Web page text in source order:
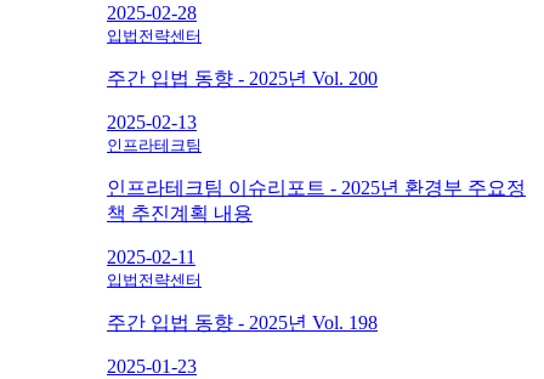
2025-02-28
입법전략센터
주간 입법 동향 - 2025년 Vol. 200
2025-02-13
인프라테크팀
인프라테크팀 이슈리포트 - 2025년 환경부 주요정
책 추진계획 내용
2025-02-11
입법전략센터
주간 입법 동향 - 2025년 Vol. 198
2025-01-23